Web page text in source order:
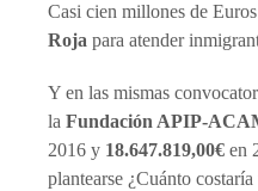
Casi cien millones de
Roja para atender
Y en las mismas
la Fundación APIP-
2016 y 18.647.819,00€ en
plantearse ¿Cuánto